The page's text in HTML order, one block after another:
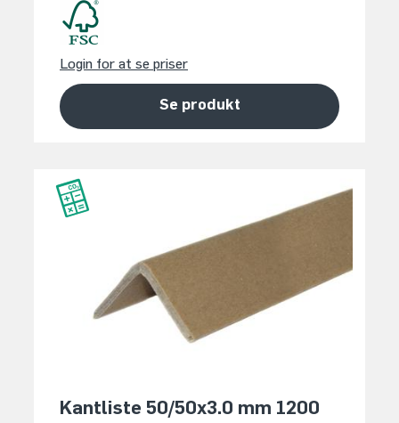
Login for at se priser
Se produkt
Kantliste 50/50x3.0 mm 1200